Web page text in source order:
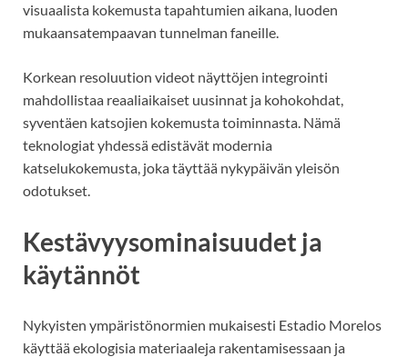
visuaalista kokemusta tapahtumien aikana, luoden
mukaansatempaavan tunnelman faneille.
Korkean resoluution videot näyttöjen integrointi
mahdollistaa reaaliaikaiset uusinnat ja kohokohdat,
syventäen katsojien kokemusta toiminnasta. Nämä
teknologiat yhdessä edistävät modernia
katselukokemusta, joka täyttää nykypäivän yleisön
odotukset.
Kestävyysominaisuudet ja
käytännöt
Nykyisten ympäristönormien mukaisesti Estadio Morelos
käyttää ekologisia materiaaleja rakentamisessaan ja